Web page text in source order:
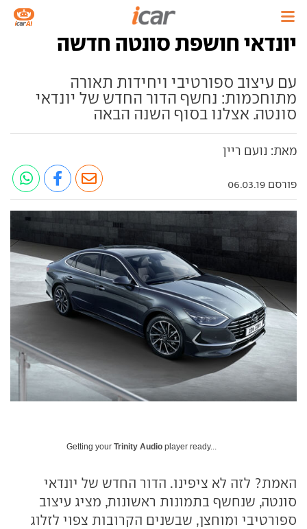
יונדאי חושפת סונטה חדשה
עם עיצוב ספורטיבי ויחידות תאורה
מתוחכמות: נחשף הדור החדש של יונדאי
סונטה. אצלנו בסוף השנה הבאה
מאת: נועם ריין
פורסם 06.03.19
Getting your Trinity Audio player ready...
האמת? לזה לא ציפינו. הדור החדש של יונדאי
סונטה, שנחשף בתמונות ראשונות, מציג עיצוב
ספורטיבי ומוחצן, שבשנים הקרובות צפוי לזלוג